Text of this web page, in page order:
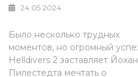
24.05.2024
Было несколько трудных
моментов, но огромный
Helldivers 2 заставляет
Пилестедта мечтать о